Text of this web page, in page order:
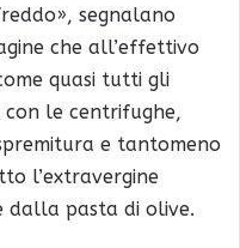
segnalano
che all’effettivo
quasi tutti gli
le centrifughe,
e tantomeno
l’extravergine
dalla pasta di olive.